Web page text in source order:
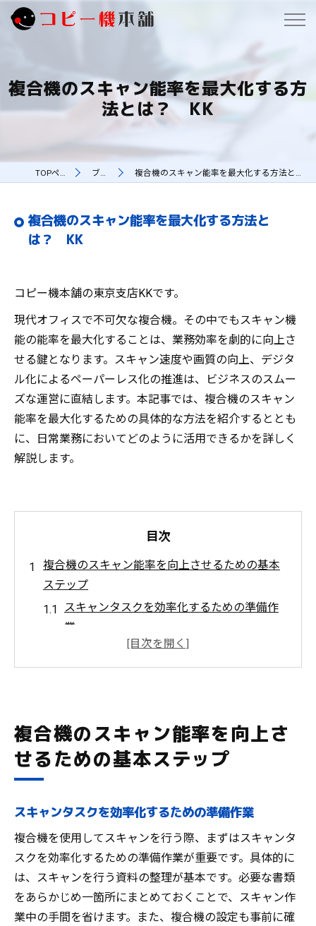
複合機のスキャン能率を最大化する方
法とは？ KK
TOPページ ブログ 複合機のスキャン能率を最大化する方法とは？ KK
複合機のスキャン能率を最大化する方法と
は？ KK
コピー機本舗の東京支店KKです。
現代オフィスで不可欠な複合機。その中でもスキャン機
能の能率を最大化することは、業務効率を劇的に向上さ
せる鍵となります。スキャン速度や画質の向上、デジタ
ル化によるペーパーレス化の推進は、ビジネスのスムー
ズな運営に直結します。本記事では、複合機のスキャン
能率を最大化するための具体的な方法を紹介するととも
に、日常業務においてどのように活用できるかを詳しく
解説します。
目次
複合機のスキャン能率を向上させるための基本
ステップ
スキャンタスクを効率化するための準備作
業
適切なスキャンモードの選択が鍵
スキャン品質とスピードのバランスを取る
複数ページスキャン時の効率的な処理法
スキャン後のデータ管理と整理法
スキャン速度を最大化するための複合機設定の
デフォルト設定の見直しで速度アップ
ネットワーク接続の改善でスピード向上
スキャンジョブの優先順位を設定する
自動化機能の利用で時間短縮
複合機のスキャン能率を向上さ
せるための基本ステップ
スキャンタスクを効率化するための準備作業
複合機を使用してスキャンを行う際、まずはスキャンタ
スクを効率化するための準備作業が重要です。具体的に
は、スキャンを行う資料の整理が基本です。必要な書類
をあらかじめ一箇所にまとめておくことで、スキャン作
業中の手間を省けます。また、複合機の設定も事前に確